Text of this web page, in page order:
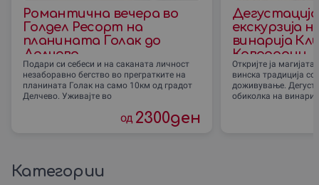
Романтична вечера во
Голдел Ресорт на
планината Голак до
Делчево
Подари си себеси и на саканата личност
незаборавно бегство во прегратките на
планината Голак на само 10км од градот
Делчево. Уживајте во
од 2300ден
екскурзија
винарија
Кавадарци
Откријте ја
винска традиција
доживување.
обиколка на
Категории